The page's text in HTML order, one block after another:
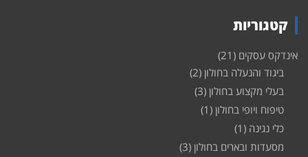
קטגוריות
אינדקס עסקים (21)
ביגוד והנעלה בחולון (2)
בעלי מקצוע בחולון (3)
טיפוח ויופי בחולון (1)
כלי נגינה (1)
מסעדות ובארים בחולון (3)